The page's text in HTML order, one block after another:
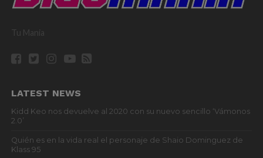
Tu Mania
LATEST NEWS
Kidd Keo nos devuelve al 2020 con su nuevo sencillo ‘Vámonos
2.0’
Quién es en la vida real el personaje de Shaio Dominguez de
Klass 95